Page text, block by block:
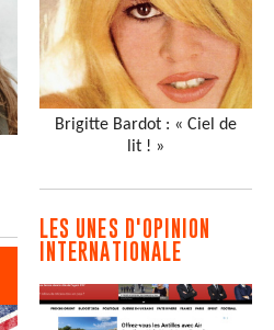
Brigitte Bardot : « Ciel de
lit ! »
LES UNES D'OPINION
INTERNATIONALE